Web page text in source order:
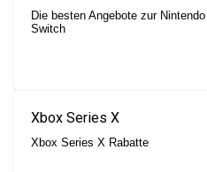
Die besten Angebote zur Nintendo
Switch
Xbox Series X
Xbox Series X Rabatte